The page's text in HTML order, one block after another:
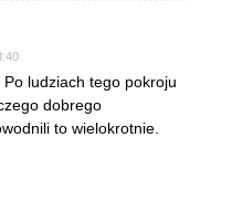
ludziach tego pokroju
dobrego
to wielokrotnie.